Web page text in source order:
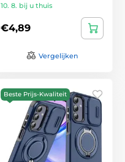
10. 8. bij u thuis
€4,89
Vergelijken
Beste Prijs-Kwaliteit